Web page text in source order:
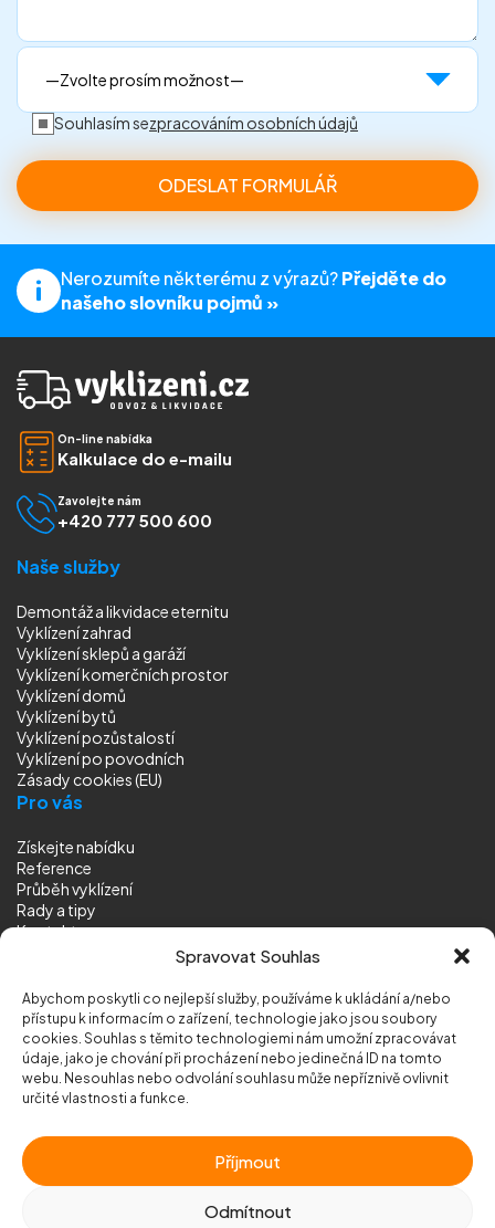
Spravovat Souhlas
Abychom poskytli co nejlepší služby, používáme k ukládání a/nebo
přístupu k informacím o zařízení, technologie jako jsou soubory
cookies. Souhlas s těmito technologiemi nám umožní zpracovávat
údaje, jako je chování při procházení nebo jedinečná ID na tomto
webu. Nesouhlas nebo odvolání souhlasu může nepříznivě ovlivnit
určité vlastnosti a funkce.
Příjmout
Odmítnout
Souhlasím sezpracováním osobních údajů
Nerozumíte některému z výrazů?Přejděte do
našeho slovníku pojmů »
On-line nabídka
Kalkulace do e-mailu
Zavolejte nám
+420 777 500 600
Naše služby
Demontáž a likvidace eternitu
Vyklízení zahrad
Vyklízení sklepů a garáží
Vyklízení komerčních prostor
Vyklízení domů
Vyklízení bytů
Vyklízení pozůstalostí
Vyklízenípo povodních
Zásady cookies (EU)
Pro vás
Získejte nabídku
Reference
Průběh vyklízení
Rady a tipy
Kontakt
© 2026 Vyklizeni.cz (mapa stránek)
Chráněno služboureCAPTCHA